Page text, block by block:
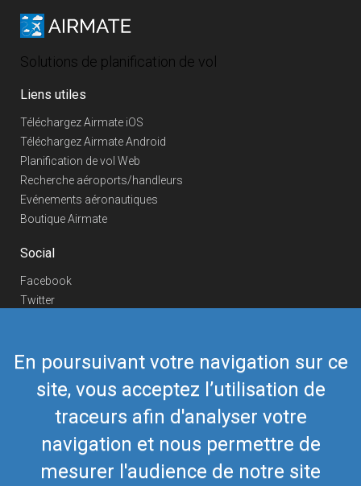
En poursuivant votre navigation sur ce
site, vous acceptez l’utilisation de
traceurs afin d'analyser votre
navigation et nous permettre de
mesurer l'audience de notre site
Solutions de planification de vol
Liens utiles
Téléchargez Airmate iOS
Téléchargez Airmate Android
Planification de vol Web
Recherche aéroports/handleurs
Evénements aéronautiques
Boutique Airmate
Social
Facebook
Twitter
Telegram
Nous contacter
Téléphone Europe +352 26441835
Téléphone US/Canada
418-592-8862
airmate@airmate.aero
(c) Myriel Aviation SA